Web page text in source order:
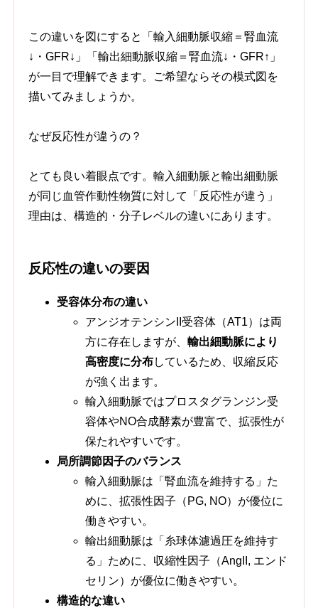
この違いを図にすると「輸入細動脈収縮＝腎血流
↓・GFR↓」「輸出細動脈収縮＝腎血流↓・GFR↑」
が一目で理解できます。ご希望ならその模式図を
描いてみましょうか。
なぜ反応性が違うの？
とても良い着眼点です。輸入細動脈と輸出細動脈
が同じ血管作動性物質に対して「反応性が違う」
理由は、構造的・分子レベルの違いにあります。
反応性の違いの要因
受容体分布の違い
アンジオテンシンII受容体（AT1）は両
方に存在しますが、輸出細動脈により
高密度に分布しているため、収縮反応
が強く出ます。
輸入細動脈ではプロスタグランジン受
容体やNO合成酵素が豊富で、拡張性が
保たれやすいです。
局所調節因子のバランス
輸入細動脈は「腎血流を維持する」た
めに、拡張性因子（PG, NO）が優位に
働きやすい。
輸出細動脈は「糸球体濾過圧を維持す
る」ために、収縮性因子（AngII, エンド
セリン）が優位に働きやすい。
構造的な違い